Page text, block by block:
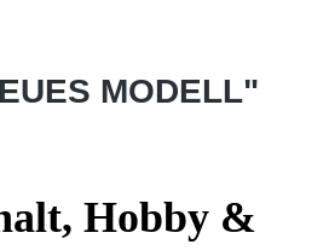
MODELL"
Hobby &